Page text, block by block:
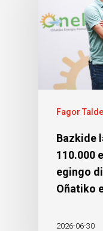
Fagor
Bazkide
110.000
egingo
Oñatiko
2026-06-30